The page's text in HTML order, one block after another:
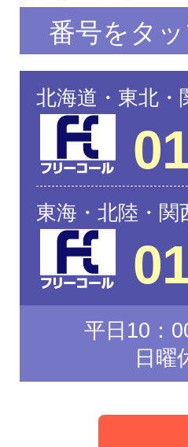
番号をタ
北海道・東北
東海・北陸・
平日10：
日曜